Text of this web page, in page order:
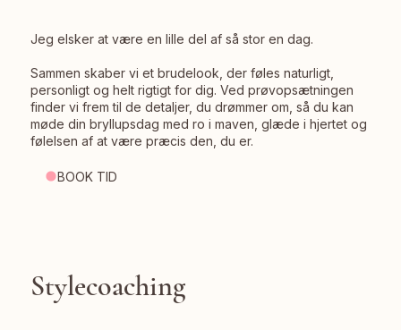
Stylecoaching
Jeg elsker at være en lille del af så stor en dag.
Sammen skaber vi et brudelook, der føles naturligt,
personligt og helt rigtigt for dig. Ved prøvopsætningen
finder vi frem til de detaljer, du drømmer om, så du kan
møde din bryllupsdag med ro i maven, glæde i hjertet og
følelsen af at være præcis den, du er.
BOOK TID